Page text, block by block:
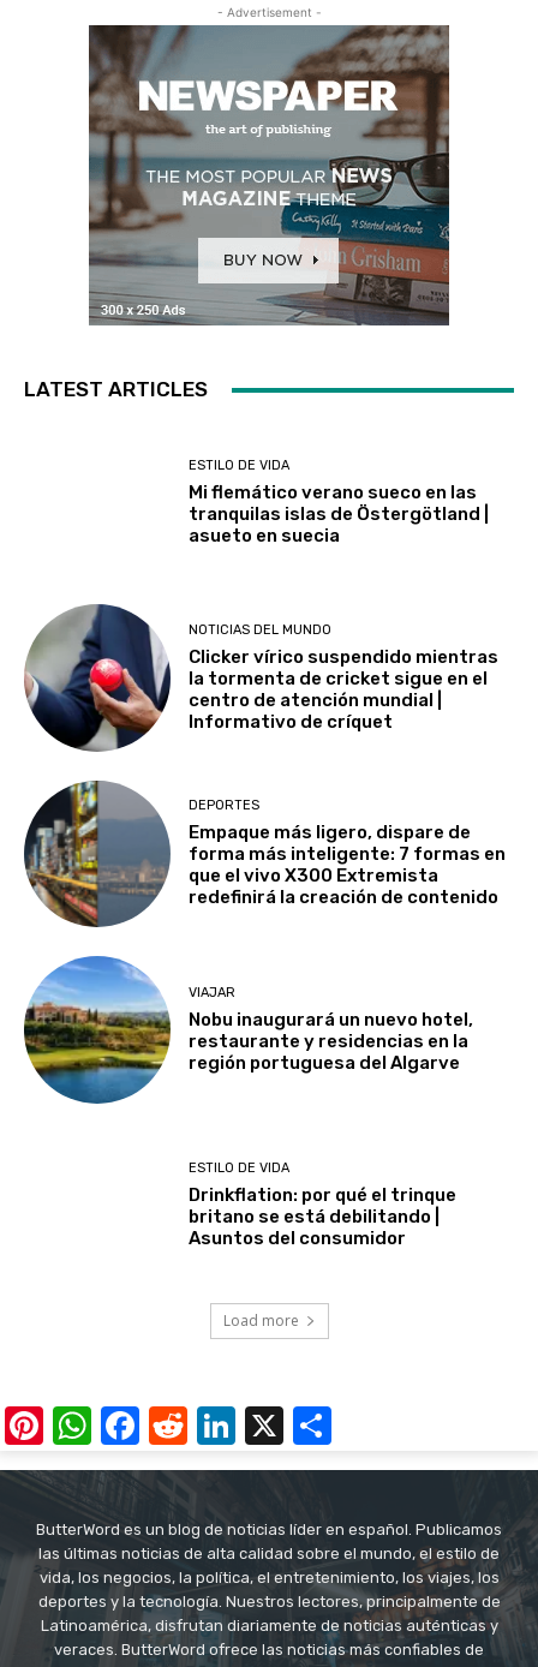
- Advertisement -
LATEST ARTICLES
ESTILO DE VIDA
Mi flemático verano sueco en las
tranquilas islas de Östergötland |
asueto en suecia
NOTICIAS DEL MUNDO
Clicker vírico suspendido mientras
la tormenta de cricket sigue en el
centro de atención mundial |
Informativo de críquet
DEPORTES
Empaque más ligero, dispare de
forma más inteligente: 7 formas en
que el vivo X300 Extremista
redefinirá la creación de contenido
VIAJAR
Nobu inaugurará un nuevo hotel,
restaurante y residencias en la
región portuguesa del Algarve
ESTILO DE VIDA
Drinkflation: por qué el trinque
britano se está debilitando |
Asuntos del consumidor
Load more
Pinterest
WhatsApp
Facebook
RedditLinkedIn
X
ButterWord es un blog de noticias líder en español. Publicamos
las últimas noticias de alta calidad sobre el mundo, el estilo de
vida, los negocios, la política, el entretenimiento, los viajes, los
deportes y la tecnología. Nuestros lectores, principalmente de
Latinoamérica, disfrutan diariamente de noticias auténticas y
veraces. ButterWord ofrece las noticias más confiables de